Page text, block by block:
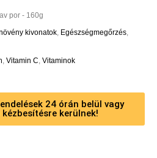
por - 160g
kivonatok, Egészségmegőrzés,
, Vitamin C, Vitaminok
24 órán belül vagy
kerülnek!